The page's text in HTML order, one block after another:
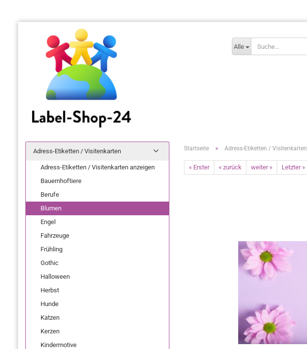
Alle
Startseite » Adress-Etiketten / Visitenkarten
« Erster « zurück weiter » Letzter »
Adress-Etiketten / Visitenkarten
Adress-Etiketten / Visitenkarten anzeigen
Bauernhoftiere
Berufe
Blumen
Engel
Fahrzeuge
Frühling
Gothic
Halloween
Herbst
Hunde
Katzen
Kerzen
Kindermotive